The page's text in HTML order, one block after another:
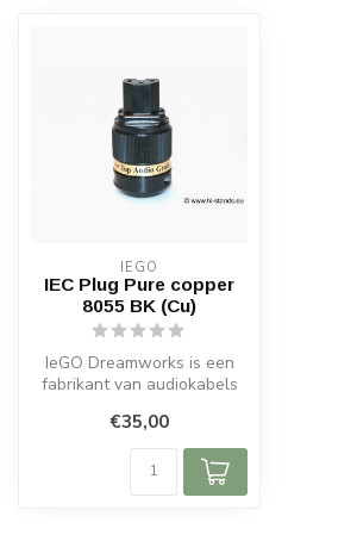
IEGO
IEC Plug Pure copper
8055 BK (Cu)
IeGO Dreamworks is een
fabrikant van audiokabels
audiofiele k...
€35,00